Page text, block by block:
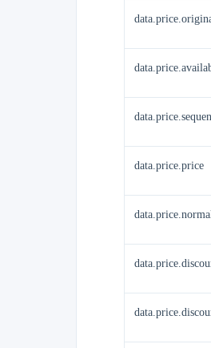
data.price.price